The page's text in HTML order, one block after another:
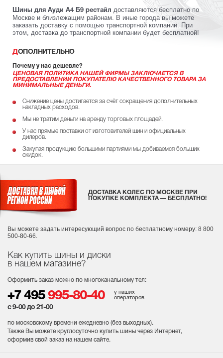
Шины для Ауди А4 Б9 рестайл доставляются бесплатно по
Москве и близлежащим районам. В иные города вы можете
заказать доставку с помощью транспортной компании. При
этом, доставка до транспортной компании будет бесплатной!
ДОПОЛНИТЕЛЬНО
Почему у нас дешевле?
ЦЕНОВАЯ ПОЛИТИКА НАШЕЙ ФИРМЫ ЗАКЛЮЧАЕТСЯ В
ПРЕДОСТАВЛЕНИИ ПОКУПАТЕЛЮ КАЧЕСТВЕННОГО ТОВАРА ЗА
МИНИМАЛЬНЫЕ ДЕНЬГИ.
Снижение цены достигается за счёт сокращения дополнительных
накладных расходов.
Мы не тратим деньги на аренду торговых площадей.
У нас прямые поставки от изготовителей шин и официальных
дилеров.
Закупая продукцию большими партиями мы добиваемся больших
скидок.
Как купить шины и диски
в нашем магазине?
Оформить заказ можно по многоканальному тел:
+7 495 995-80-40
у наших
операторов
с 9-00 до 21-00
по московскому времени ежедневно (без выходных).
Также Вы можете круглосуточно купить шины через Интернет,
оформив свой заказ на нашем сайте.
ДОСТАВКА КОЛЕС ПО МОСКВЕ ПРИ
ПОКУПКЕ КОМПЛЕКТА — БЕСПЛАТНО!
Вы можете задать интересующий вопрос по бесплатному номеру: 8 800
500-80-66.